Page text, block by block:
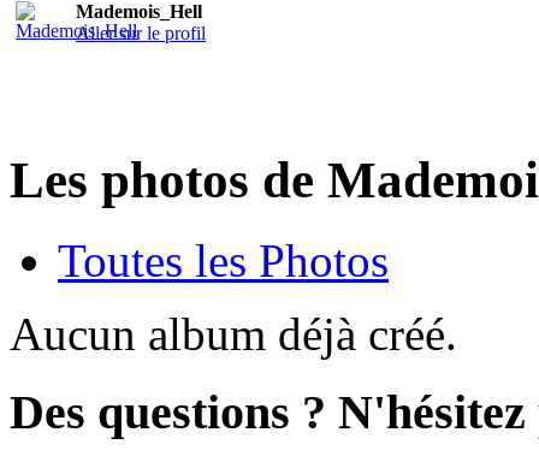
Mademois_Hell
Aller sur le profil
Les photos de
Toutes les Photos
Aucun album déjà créé.
Des questions ?